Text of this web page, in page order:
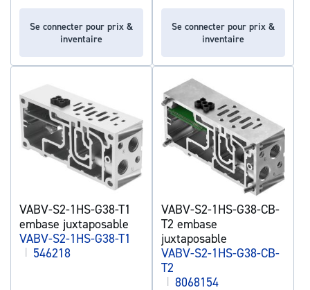
Se connecter pour prix &
inventaire
Se connecter pour prix &
inventaire
VABV-S2-1HS-G38-T1
embase juxtaposable
VABV-S2-1HS-G38-T1
| 546218
VABV-S2-1HS-G38-CB-
T2 embase
juxtaposable
VABV-S2-1HS-G38-CB-
T2
| 8068154